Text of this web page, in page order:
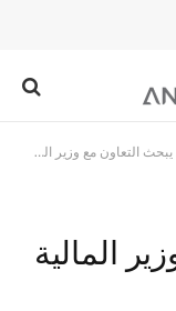
التعاون مع وزير المالية القطري
المالية